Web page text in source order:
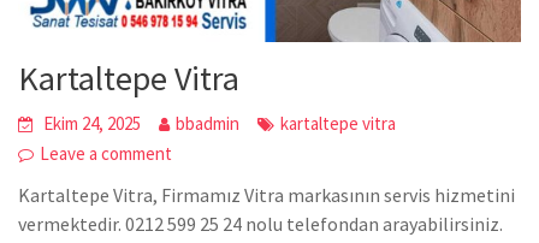
Kartaltepe Vitra
Ekim 24, 2025 bbadmin
kartaltepe vitra
Leave a comment
Kartaltepe Vitra, Firmamız Vitra markasının servis hizmetini
vermektedir. 0212 599 25 24 nolu telefondan arayabilirsiniz.